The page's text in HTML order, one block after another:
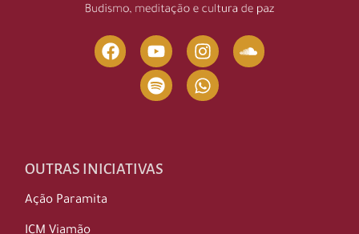
OUTRAS INICIATIVAS
Ação Paramita
ICM Viamão